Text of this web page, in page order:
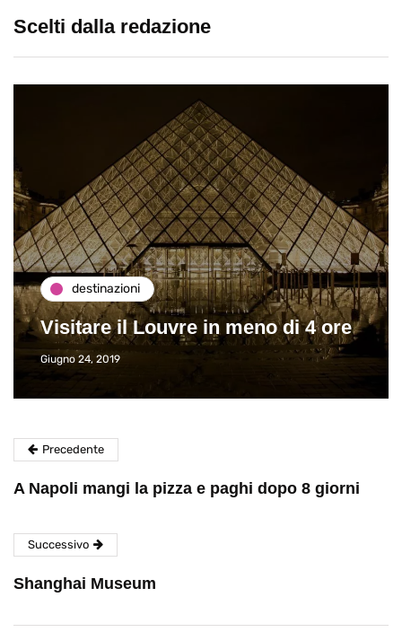
Scelti dalla redazione
destinazioni
Visitare il Louvre in meno di 4 ore
Giugno 24, 2019
Precedente
A Napoli mangi la pizza e paghi dopo 8 giorni
Successivo
Shanghai Museum